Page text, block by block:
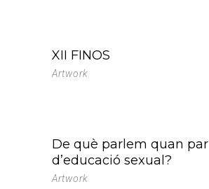
XII FINOS
Artwork
De què parlem quan
d’educació sexual?
Artwork